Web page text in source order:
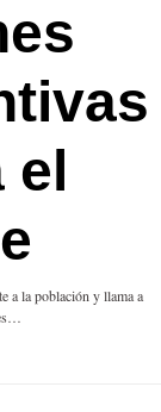
a la población y llama a